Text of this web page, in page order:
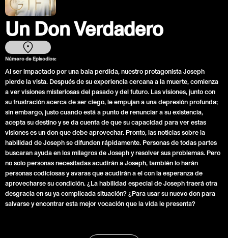
Un Don Verdadero
Número de Episodios:
Al ser impactado por una bala perdida, nuestro protagonista Joseph
pierde la vista. Después de su experiencia cercana a la muerte, comienza
a ver visiones misteriosas del pasado y del futuro. Las visiones, junto con
su frustración acerca de ser ciego, le empujan a una depresión profunda;
sin embargo, justo cuando está a punto de renunciar a su existencia,
acepta su destino y se da cuenta de que su capacidad para ver estas
visiones es un don que debe aprovechar. Pronto, las noticias sobre la
habilidad de Joseph se difunden rápidamente. Personas de todas partes
buscaran ayuda en los milagros de Joseph y resolver sus problemas. Pero
no solo personas necesitadas acudirán a Joseph, también lo harán
personas codiciosas y avaras que acudirán a el con la esperanza de
aprovecharse su condición. ¿La habilidad especial de Joseph traerá otra
desgracia en su ya complicada situación? ¿Para usar su nuevo don para
salvarse y encontrar esta mejor vocación que la vida le presenta?